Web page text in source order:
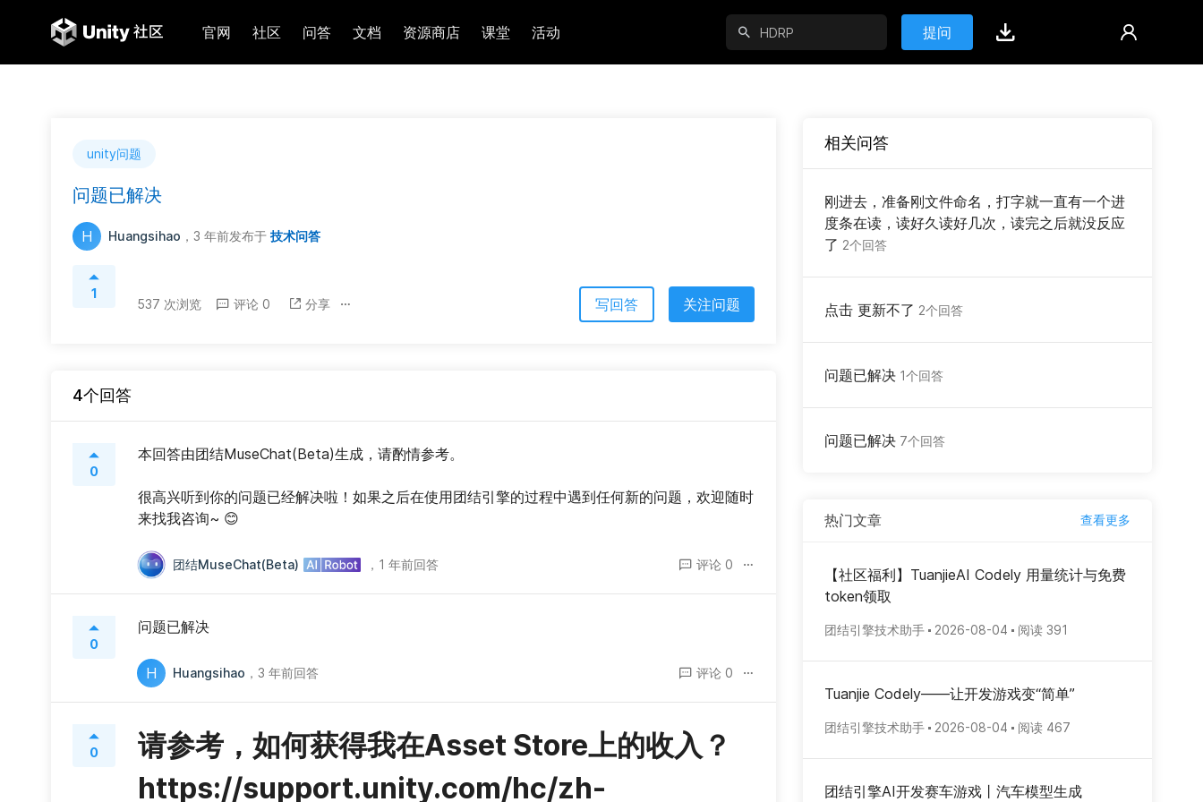
官网 社区 问答 文档 资源商店 课堂 活动 提问
unity问题
问题已解决
H Huangsihao ，3 年前发布于 技术问答
1
537 次浏览 评论 0 分享 写回答 关注问题
4个回答
0
本回答由团结MuseChat(Beta)生成，请酌情参考。
很高兴听到你的问题已经解决啦！如果之后在使用团结引擎的过程中遇到任何新的问题，欢迎随时
来找我咨询~ 😊
团结MuseChat(Beta) ， 1 年前回答 评论 0
0
问题已解决
H Huangsihao ， 3 年前回答 评论 0
0
请参考，如何获得我在Asset Store上的收入？
https://support.unity.com/hc/zh-
相关问答
刚进去，准备刚文件命名，打字就一直有一个进
度条在读，读好久读好几次，读完之后就没反应
了 2个回答
点击 更新不了 2个回答
问题已解决 1个回答
问题已解决 7个回答
热门文章 查看更多
【社区福利】TuanjieAI Codely 用量统计与免费
token领取
团结引擎技术助手 2026-08-04 阅读 391
Tuanjie Codely——让开发游戏变“简单”
团结引擎技术助手 2026-08-04 阅读 467
团结引擎AI开发赛车游戏丨汽车模型生成